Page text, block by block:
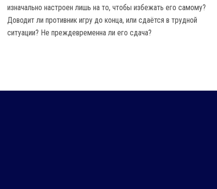
изначально настроен лишь на то, чтобы избежать его самому?
Доводит ли противник игру до конца, или сдаётся в трудной
ситуации? Не преждевременна ли его сдача?